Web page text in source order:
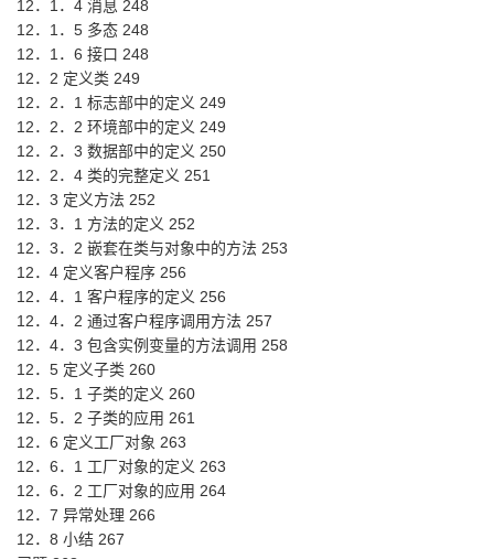
12．1．4 消息 248
12．1．5 多态 248
12．1．6 接口 248
12．2 定义类 249
12．2．1 标志部中的定义 249
12．2．2 环境部中的定义 249
12．2．3 数据部中的定义 250
12．2．4 类的完整定义 251
12．3 定义方法 252
12．3．1 方法的定义 252
12．3．2 嵌套在类与对象中的方法 253
12．4 定义客户程序 256
12．4．1 客户程序的定义 256
12．4．2 通过客户程序调用方法 257
12．4．3 包含实例变量的方法调用 258
12．5 定义子类 260
12．5．1 子类的定义 260
12．5．2 子类的应用 261
12．6 定义工厂对象 263
12．6．1 工厂对象的定义 263
12．6．2 工厂对象的应用 264
12．7 异常处理 266
12．8 小结 267